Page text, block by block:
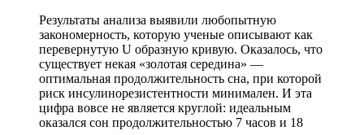
Результаты анализа выявили любопытную
закономерность, которую ученые описывают как
перевернутую U образную кривую. Оказалось, что
существует некая «золотая середина» —
оптимальная продолжительность сна, при которой
риск инсулинорезистентности минимален. И эта
цифра вовсе не является круглой: идеальным
оказался сон продолжительностью 7 часов и 18